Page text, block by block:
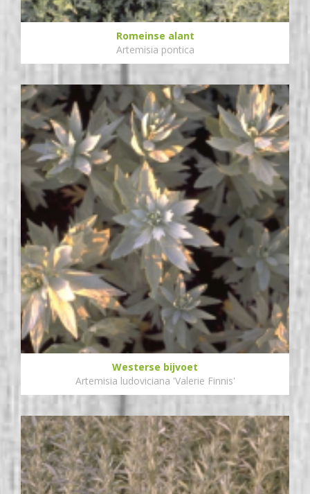
Romeinse alant
Artemisia pontica
Westerse bijvoet
Artemisia ludoviciana 'Valerie Finnis'